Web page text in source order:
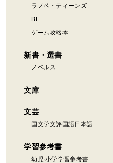
ラノベ・ティーンズ
BL
ゲーム攻略本
新書・選書
ノベルス
文庫
文芸
国文学文評国語日本語
学習参考書
幼児·小学学習参考書